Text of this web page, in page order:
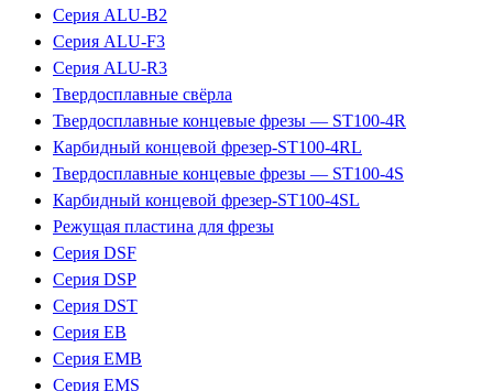
Серия ALU-B2
Серия ALU-F3
Серия ALU-R3
Твердосплавные свёрла
Твердосплавные концевые фрезы — ST100-4R
Карбидный концевой фрезер-ST100-4RL
Твердосплавные концевые фрезы — ST100-4S
Карбидный концевой фрезер-ST100-4SL
Режущая пластина для фрезы
Серия DSF
Серия DSP
Серия DST
Серия EB
Серия EMB
Серия EMS